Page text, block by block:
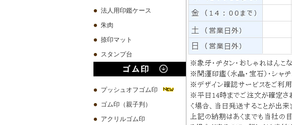
法人用印鑑ケース
朱肉
捺印マット
スタンプ台
プッシュオフゴム印
ゴム印（親子判）
アクリルゴム印